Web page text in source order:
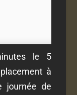
le 5
à
journée de